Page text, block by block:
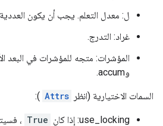
ل: معدل التعلم. يجب أن يكون
غراد: التدرج.
وaccum.
السمات الاختيارية (انظر Attrs
):
use_locking: إذا كان True ،